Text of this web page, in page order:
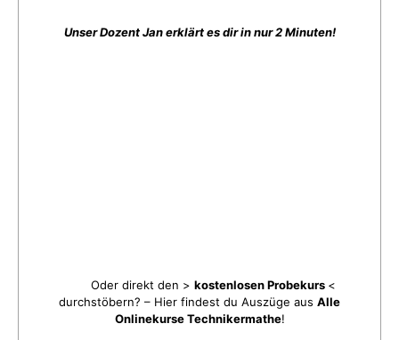
Unser Dozent Jan erklärt es dir in nur 2 Minuten!
Oder direkt den > kostenlosen Probekurs <
durchstöbern? – Hier findest du Auszüge aus Alle
Onlinekurse Technikermathe!